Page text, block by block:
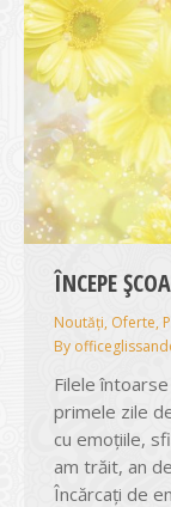
ÎNCEPE
Noutăți, Oferte,
By
Filele
primele zile
cu emoţiile,
am trăit, an
Încărcaţi de